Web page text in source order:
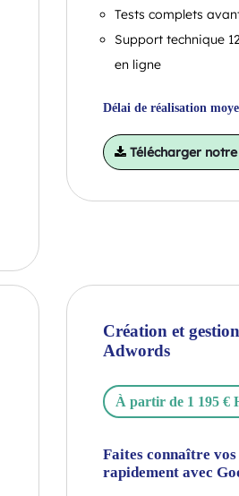
Tests complets
Support technique
en ligne
Délai de réalisation
Télécharger
Création et
Adwords
À partir de 1 195 €
Faites connaître
rapidement avec